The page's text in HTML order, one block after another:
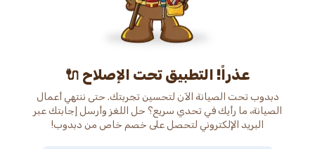
عذراً! التطبيق تحت الإصلاح 🔌
دبدوب تحت الصيانة الآن لتحسين تجربتك. حتى ننتهي أعمال
الصيانة، ما رأيك في تحدي سريع؟ حل اللغز وأرسل إجابتك عبر
البريد الإلكتروني لتحصل على خصم خاص من دبدوب!